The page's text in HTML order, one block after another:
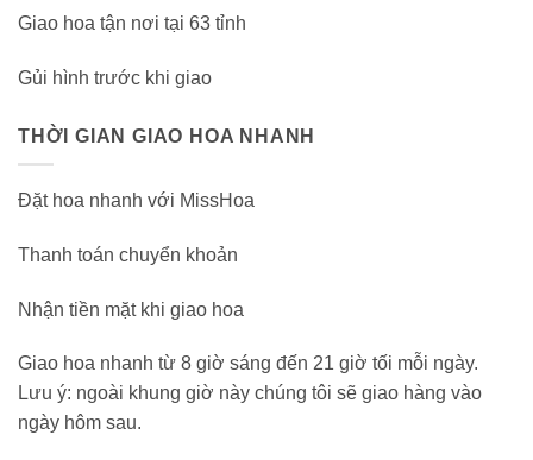
Giao hoa tận nơi tại 63 tỉnh
Gủi hình trước khi giao
THỜI GIAN GIAO HOA NHANH
Đặt hoa nhanh với MissHoa
Thanh toán chuyển khoản
Nhận tiền mặt khi giao hoa
Giao hoa nhanh từ 8 giờ sáng đến 21 giờ tối mỗi ngày.
Lưu ý: ngoài khung giờ này chúng tôi sẽ giao hàng vào
ngày hôm sau.